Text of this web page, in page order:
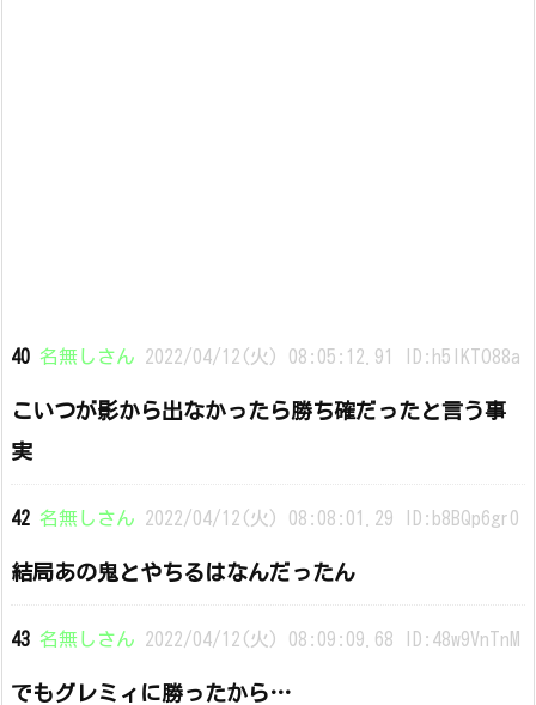
40 名無しさん 2022/04/12(火) 08:05:12.91 ID:h5lKTO88a
こいつが影から出なかったら勝ち確だったと言う事
実
42 名無しさん 2022/04/12(火) 08:08:01.29 ID:b8BQp6gr0
結局あの鬼とやちるはなんだったん
43 名無しさん 2022/04/12(火) 08:09:09.68 ID:48w9VnTnM
でもグレミィに勝ったから…